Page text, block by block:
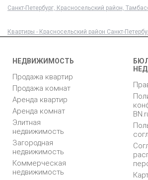
Санкт-Петербург, Красносельский район,
Квартиры - Красносельский район Санкт-
НЕДВИЖИМОСТЬ
Продажа квартир
Продажа комнат
Аренда квартир
Аренда комнат
Элитная
недвижимость
Загородная
недвижимость
Коммерческая
недвижимость